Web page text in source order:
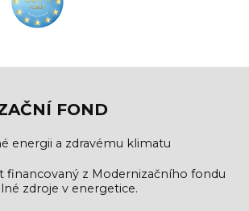
FOND
energii a zdravému klimatu
financovaný z Modernizačního fondu
zdroje v energetice.